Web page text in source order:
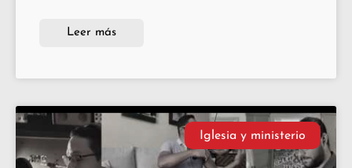
Leer más
Iglesia y ministerio